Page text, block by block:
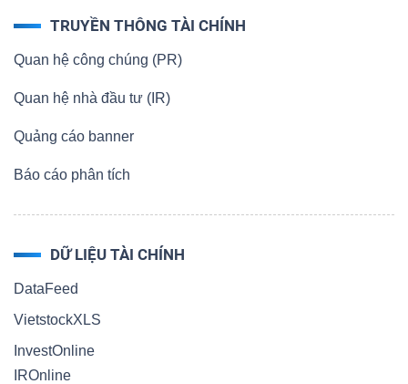
TRUYỀN THÔNG TÀI CHÍNH
Quan hệ công chúng (PR)
Quan hệ nhà đầu tư (IR)
Quảng cáo banner
Báo cáo phân tích
DỮ LIỆU TÀI CHÍNH
DataFeed
VietstockXLS
InvestOnline
IROnline